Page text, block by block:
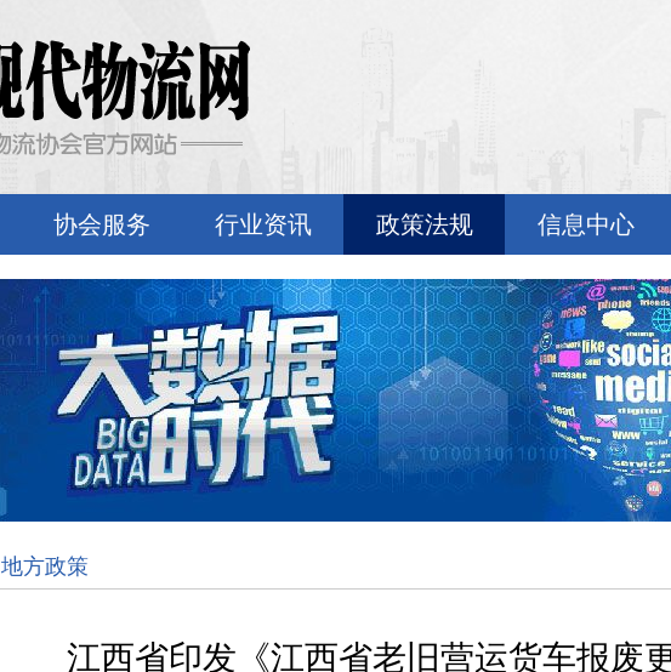
协会服务 行业资讯 政策法规 信息中心
地方政策
江西省印发《江西省老旧营运货车报废